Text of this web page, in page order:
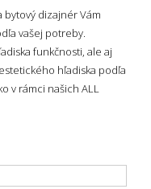
bytový dizajnér Vám
vašej potreby.
funkčnosti, ale aj
hľadiska podľa
v rámci našich ALL